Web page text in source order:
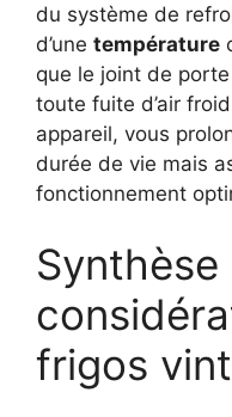
du système de
d’une température
que le joint de
toute fuite d’air
appareil, vous
durée de vie mais
fonctionnement
Synthèse
frigos